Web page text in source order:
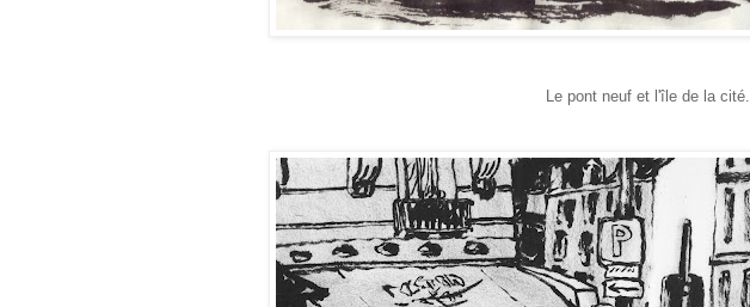
Le pont neuf et l'île de la cité.